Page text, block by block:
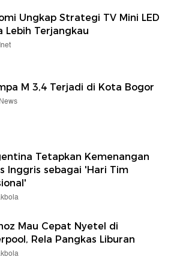
Ungkap Strategi TV Mini LED
Lebih Terjangkau
M 3,4 Terjadi di Kota Bogor
Tetapkan Kemenangan
Inggris sebagai 'Hari Tim
Mau Cepat Nyetel di
Rela Pangkas Liburan